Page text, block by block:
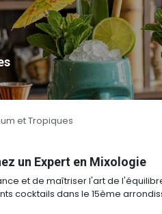
et Tropiques
un Expert en Mixologie
et de maîtriser l'art de
cocktails dans le 15ème